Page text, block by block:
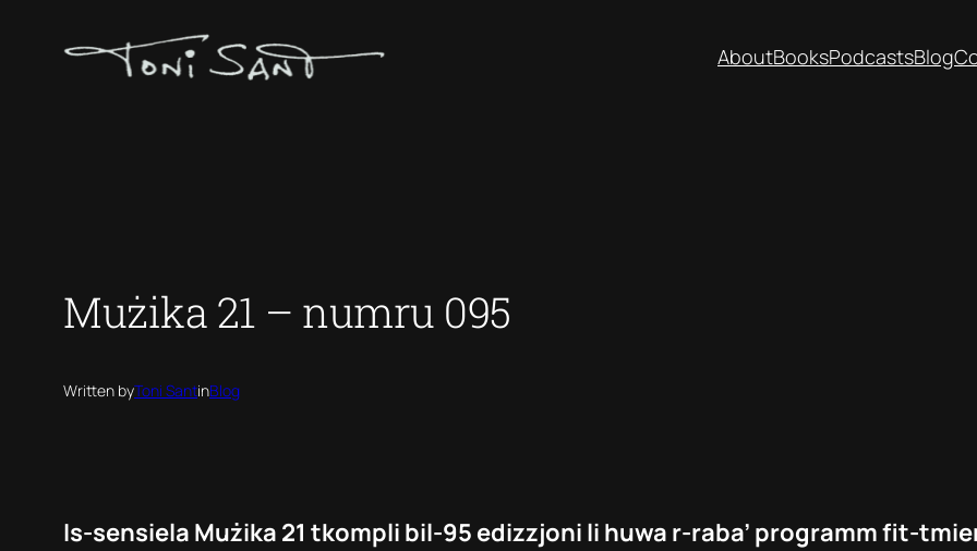
AboutBooksPodcastsBlog
Mużika 21 – numru 095
Written byToni SantinBlog
Is-sensiela Mużika 21 tkompli bil-95 edizzjoni li huwa r-raba’ programm fit-